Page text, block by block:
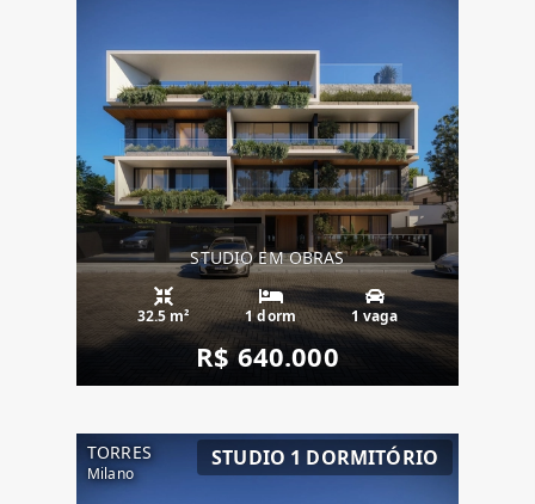
STUDIO EM OBRAS
32.5 m² 1 dorm 1 vaga
R$ 640.000
TORRES
Milano
STUDIO 1 DORMITÓRIO